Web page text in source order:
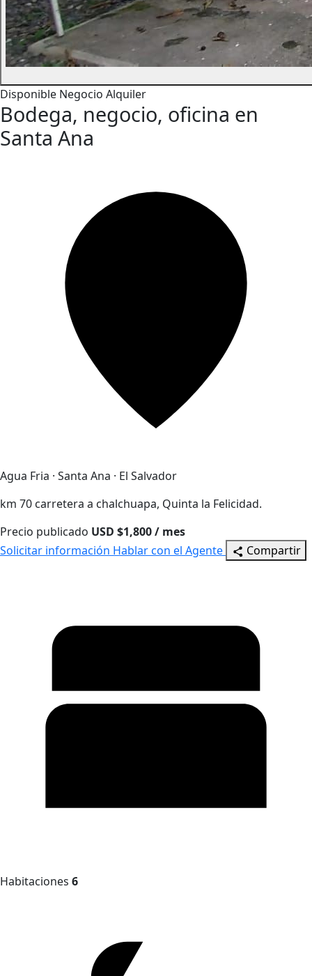
Disponible Negocio Alquiler
Bodega, negocio, oficina en
Santa Ana
Agua Fria · Santa Ana · El Salvador
km 70 carretera a chalchuapa, Quinta la Felicidad.
Precio publicado USD $1,800 / mes
Solicitar información Hablar con el Agente Compartir
Habitaciones 6